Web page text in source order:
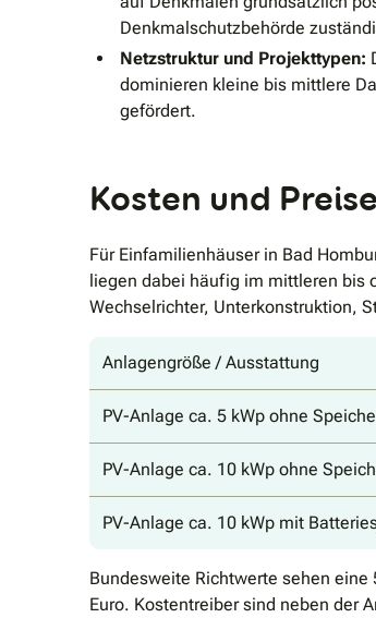
Denkmalschutzbehörde
Netzstruktur und Projekttypen:
dominieren kleine bis mittlere
gefördert.
Kosten und
Für Einfamilienhäuser in Bad
liegen dabei häufig im mittleren bis
Wechselrichter, Unterkonstruktion,
Anlagengröße / Ausstattung
PV-Anlage ca. 5 kWp ohne
PV-Anlage ca. 10 kWp ohne
PV-Anlage ca. 10 kWp mit
Bundesweite Richtwerte sehen
Euro. Kostentreiber sind neben der